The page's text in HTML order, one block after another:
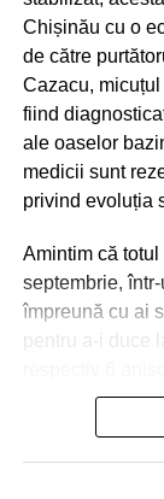
Nici în
Chișinău cu o
de către
Cazacu,
fiind
ale oaselor
medicii sunt
privind evoluția
Amintim că
septembrie,
împreună cu ai
pentru a-i duce
de-al treilea
ascensorul. La